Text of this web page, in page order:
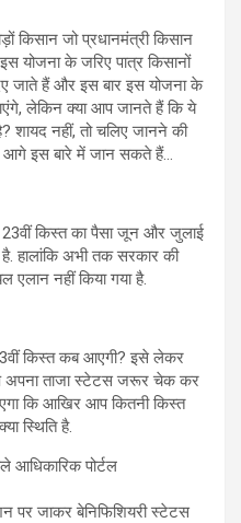
किसान जो प्रधानमंत्री किसान
योजना के जरिए पात्र किसानों
जाते हैं और इस बार इस योजना के
लेकिन क्या आप जानते हैं कि ये
शायद नहीं, तो चलिए जानने की
आगे इस बारे में जान सकते हैं…
किस्त का पैसा जून और जुलाई
है. हालांकि अभी तक सरकार की
नहीं किया गया है.
किस्त कब आएगी? इसे लेकर
अपना ताजा स्टेटस जरूर चेक कर
कि आखिर आप कितनी किस्त
स्थिति है.
पोर्टल
पर जाकर बेनिफिशियरी स्टेटस